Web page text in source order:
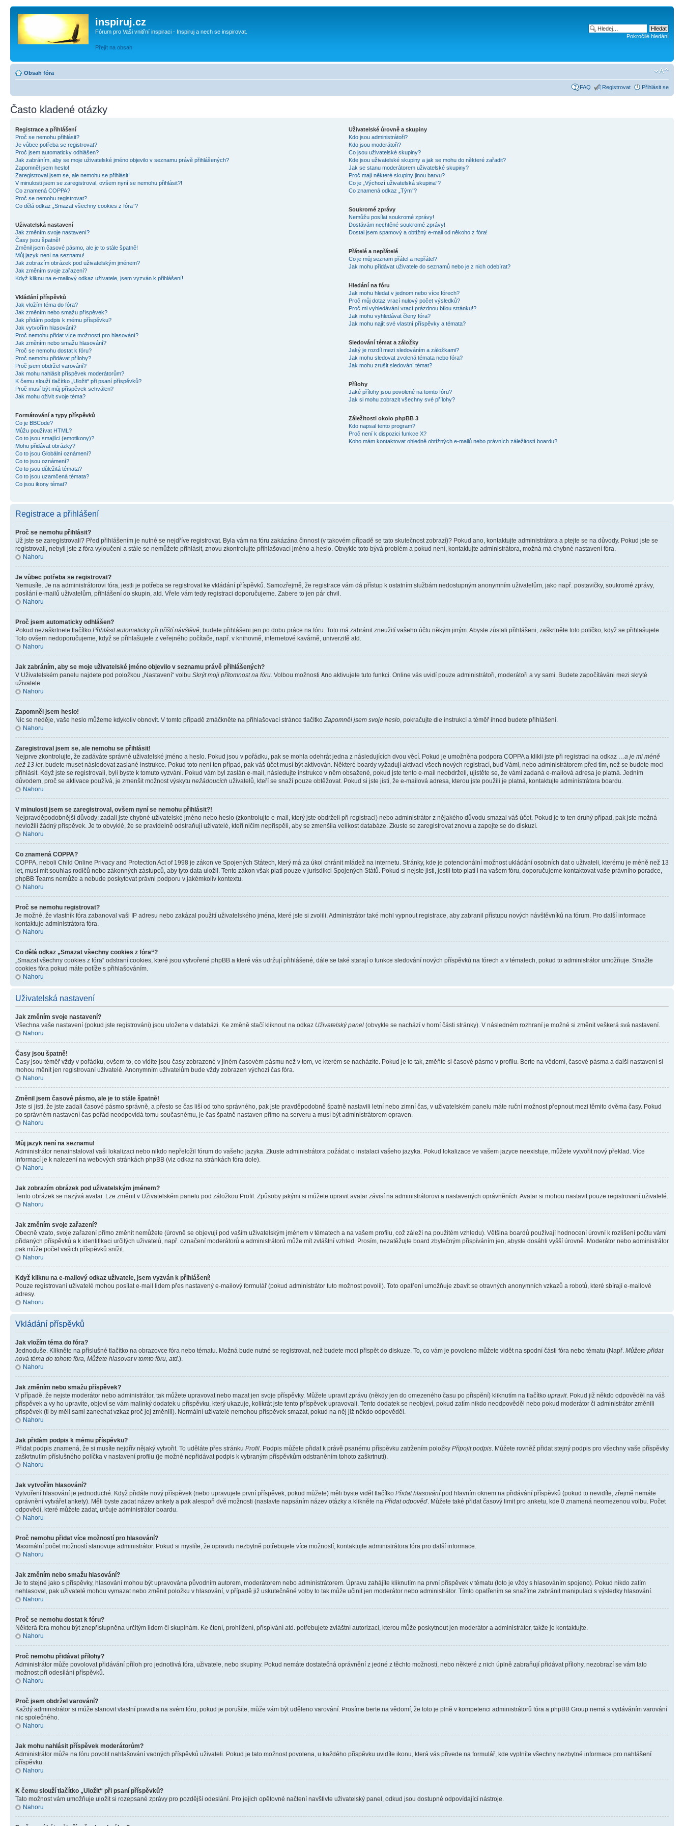
inspiruj.cz
Fórum pro Vaši vnitřní inspiraci - Inspiruj a nech se inspirovat.
Přejít na obsah
Pokročilé hledání
Obsah fóra
FAQ Registrovat Přihlásit se
Často kladené otázky
Registrace a přihlášení
Proč se nemohu přihlásit?
Je vůbec potřeba se registrovat?
Proč jsem automaticky odhlášen?
Jak zabráním, aby se moje uživatelské jméno objevilo v seznamu právě přihlášených?
Zapomněl jsem heslo!
Zaregistroval jsem se, ale nemohu se přihlásit!
V minulosti jsem se zaregistroval, ovšem nyní se nemohu přihlásit?!
Co znamená COPPA?
Proč se nemohu registrovat?
Co dělá odkaz „Smazat všechny cookies z fóra“?
Uživatelská nastavení
Jak změním svoje nastavení?
Časy jsou špatně!
Změnil jsem časové pásmo, ale je to stále špatně!
Můj jazyk není na seznamu!
Jak zobrazím obrázek pod uživatelským jménem?
Jak změním svoje zařazení?
Když kliknu na e-mailový odkaz uživatele, jsem vyzván k přihlášení!
Vkládání příspěvků
Jak vložím téma do fóra?
Jak změním nebo smažu příspěvek?
Jak přidám podpis k mému příspěvku?
Jak vytvořím hlasování?
Proč nemohu přidat více možností pro hlasování?
Jak změním nebo smažu hlasování?
Proč se nemohu dostat k fóru?
Proč nemohu přidávat přílohy?
Proč jsem obdržel varování?
Jak mohu nahlásit příspěvek moderátorům?
K čemu slouží tlačítko „Uložit“ při psaní příspěvků?
Proč musí být můj příspěvek schválen?
Jak mohu oživit svoje téma?
Formátování a typy příspěvků
Co je BBCode?
Můžu používat HTML?
Co to jsou smajlíci (emotikony)?
Mohu přidávat obrázky?
Co to jsou Globální oznámení?
Co to jsou oznámení?
Co to jsou důležitá témata?
Co to jsou uzamčená témata?
Co jsou ikony témat?
Uživatelské úrovně a skupiny
Kdo jsou administrátoři?
Kdo jsou moderátoři?
Co jsou uživatelské skupiny?
Kde jsou uživatelské skupiny a jak se mohu do některé zařadit?
Jak se stanu moderátorem uživatelské skupiny?
Proč mají některé skupiny jinou barvu?
Co je „Výchozí uživatelská skupina“?
Co znamená odkaz „Tým“?
Soukromé zprávy
Nemůžu posílat soukromé zprávy!
Dostávám nechtěné soukromé zprávy!
Dostal jsem spamový a obtížný e-mail od někoho z fóra!
Přátelé a nepřátelé
Co je můj seznam přátel a nepřátel?
Jak mohu přidávat uživatele do seznamů nebo je z nich odebírat?
Hledání na fóru
Jak mohu hledat v jednom nebo více fórech?
Proč můj dotaz vrací nulový počet výsledků?
Proč mi vyhledávání vrací prázdnou bílou stránku!?
Jak mohu vyhledávat členy fóra?
Jak mohu najít své vlastní příspěvky a témata?
Sledování témat a záložky
Jaký je rozdíl mezi sledováním a záložkami?
Jak mohu sledovat zvolená témata nebo fóra?
Jak mohu zrušit sledování témat?
Přílohy
Jaké přílohy jsou povolené na tomto fóru?
Jak si mohu zobrazit všechny své přílohy?
Záležitosti okolo phpBB 3
Kdo napsal tento program?
Proč není k dispozici funkce X?
Koho mám kontaktovat ohledně obtížných e-mailů nebo právních záležitostí boardu?
Registrace a přihlášení
Proč se nemohu přihlásit?
Už jste se zaregistrovali? Před přihlášením je nutné se nejdříve registrovat. Byla vám na fóru zakázána činnost (v takovém případě se tato skutečnost zobrazí)? Pokud ano, kontaktujte administrátora a ptejte se na důvody. Pokud jste se
registrovali, nebyli jste z fóra vyloučeni a stále se nemůžete přihlásit, znovu zkontrolujte přihlašovací jméno a heslo. Obvykle toto bývá problém a pokud není, kontaktujte administrátora, možná má chybné nastavení fóra.
Nahoru
Je vůbec potřeba se registrovat?
Nemusíte. Je na administrátorovi fóra, jestli je potřeba se registrovat ke vkládání příspěvků. Samozřejmě, že registrace vám dá přístup k ostatním službám nedostupným anonymním uživatelům, jako např. postavičky, soukromé zprávy,
posílání e-mailů uživatelům, přihlášení do skupin, atd. Vřele vám tedy registraci doporučujeme. Zabere to jen pár chvil.
Nahoru
Proč jsem automaticky odhlášen?
Pokud nezaškrtnete tlačítko Přihlásit automaticky při příští návštěvě, budete přihlášeni jen po dobu práce na fóru. Toto má zabránit zneužití vašeho účtu někým jiným. Abyste zůstali přihlášeni, zaškrtněte toto políčko, když se přihlašujete.
Toto ovšem nedoporučujeme, když se přihlašujete z veřejného počítače, např. v knihovně, internetové kavárně, univerzitě atd.
Nahoru
Jak zabráním, aby se moje uživatelské jméno objevilo v seznamu právě přihlášených?
V Uživatelském panelu najdete pod položkou „Nastavení“ volbu Skrýt moji přítomnost na fóru. Volbou možnosti Ano aktivujete tuto funkci. Online vás uvidí pouze administrátoři, moderátoři a vy sami. Budete započítáváni mezi skryté
uživatele.
Nahoru
Zapomněl jsem heslo!
Nic se neděje, vaše heslo můžeme kdykoliv obnovit. V tomto případě zmáčkněte na přihlašovací stránce tlačítkoZapomněl jsem svoje heslo, pokračujte dle instrukcí a téměř ihned budete přihlášeni.
Nahoru
Zaregistroval jsem se, ale nemohu se přihlásit!
Nejprve zkontrolujte, že zadáváte správné uživatelské jméno a heslo. Pokud jsou v pořádku, pak se mohla odehrát jedna z následujících dvou věcí. Pokud je umožněna podpora COPPA a klikli jste při registraci na odkaz …a je mi méně
než 13 let, budete muset následovat zaslané instrukce. Pokud toto není ten případ, pak váš účet musí být aktivován. Některé boardy vyžadují aktivaci všech nových registrací, buď Vámi, nebo administrátorem před tím, než se budete moci
přihlásit. Když jste se registrovali, byli byste k tomuto vyzváni. Pokud vám byl zaslán e-mail, následujte instrukce v něm obsažené, pokud jste tento e-mail neobdrželi, ujistěte se, že vámi zadaná e-mailová adresa je platná. Jedním
důvodem, proč se aktivace používá, je zmenšit možnost výskytu nežádoucích uživatelů, kteří se snaží pouze obtěžovat. Pokud si jste jisti, že e-mailová adresa, kterou jste použili je platná, kontaktujte administrátora boardu.
Nahoru
V minulosti jsem se zaregistroval, ovšem nyní se nemohu přihlásit?!
Nejpravděpodobnější důvody: zadali jste chybné uživatelské jméno nebo heslo (zkontrolujte e-mail, který jste obdrželi při registraci) nebo administrátor z nějakého důvodu smazal váš účet. Pokud je to ten druhý případ, pak jste možná
nevložili žádný příspěvek. Je to obvyklé, že se pravidelně odstraňují uživatelé, kteří ničím nepřispěli, aby se zmenšila velikost databáze. Zkuste se zaregistrovat znovu a zapojte se do diskuzí.
Nahoru
Co znamená COPPA?
COPPA, neboli Child Online Privacy and Protection Act of 1998 je zákon ve Spojených Státech, který má za úkol chránit mládež na internetu. Stránky, kde je potencionální možnost ukládání osobních dat o uživateli, kterému je méně než 13
let, musí mít souhlas rodičů nebo zákonných zástupců, aby tyto data uložil. Tento zákon však platí pouze v jurisdikci Spojených Států. Pokud si nejste jisti, jestli toto platí i na vašem fóru, doporučujeme kontaktovat vaše právního poradce,
phpBB Teams nemůže a nebude poskytovat právni podporu v jakémkoliv kontextu.
Nahoru
Proč se nemohu registrovat?
Je možné, že vlastník fóra zabanoval vaši IP adresu nebo zakázal použití uživatelského jména, které jste si zvolili. Administrátor také mohl vypnout registrace, aby zabranil přístupu nových návštěvníků na fórum. Pro další informace
kontaktuje administrátora fóra.
Nahoru
Co dělá odkaz „Smazat všechny cookies z fóra“?
„Smazat všechny cookies z fóra“ odstraní cookies, které jsou vytvořené phpBB a které vás udržují přihlášené, dále se také starají o funkce sledování nových příspěvků na fórech a v tématech, pokud to administrátor umožňuje. Smažte
cookies fóra pokud máte potíže s přihlašováním.
Nahoru
Uživatelská nastavení
Jak změním svoje nastavení?
Všechna vaše nastavení (pokud jste registrováni) jsou uložena v databázi. Ke změně stačí kliknout na odkaz Uživatelský panel (obvykle se nachází v horní části stránky). V následném rozhraní je možné si změnit veškerá svá nastavení.
Nahoru
Časy jsou špatně!
Časy jsou téměř vždy v pořádku, ovšem to, co vidíte jsou časy zobrazené v jiném časovém pásmu než v tom, ve kterém se nacházíte. Pokud je to tak, změňte si časové pásmo v profilu. Berte na vědomí, časové pásma a další nastavení si
mohou měnit jen registrovaní uživatelé. Anonymním uživatelům bude vždy zobrazen výchozí čas fóra.
Nahoru
Změnil jsem časové pásmo, ale je to stále špatně!
Jste si jisti, že jste zadali časové pásmo správně, a přesto se čas liší od toho správného, pak jste pravděpodobně špatně nastavili letní nebo zimní čas, v uživatelském panelu máte ruční možnost přepnout mezi těmito dvěma časy. Pokud
po správném nastavení čas pořád neodpovídá tomu současnému, je čas špatně nastaven přímo na serveru a musí být administrátorem opraven.
Nahoru
Můj jazyk není na seznamu!
Administrátor nenainstaloval vaši lokalizaci nebo nikdo nepřeložil fórum do vašeho jazyka. Zkuste administrátora požádat o instalaci vašeho jazyka. Pokud lokalizace ve vašem jazyce neexistuje, můžete vytvořit nový překlad. Více
informací je k nalezení na webových stránkách phpBB (viz odkaz na stránkách fóra dole).
Nahoru
Jak zobrazím obrázek pod uživatelským jménem?
Tento obrázek se nazývá avatar. Lze změnit v Uživatelském panelu pod záložkou Profil. Způsoby jakými si můžete upravit avatar závisí na administrátorovi a nastavených oprávněních. Avatar si mohou nastavit pouze registrovaní uživatelé.
Nahoru
Jak změním svoje zařazení?
Obecně vzato, svoje zařazení přímo změnit nemůžete (úrovně se objevují pod vaším uživatelským jménem v tématech a na vašem profilu, což záleží na použitém vzhledu). Většina boardů používají hodnocení úrovní k rozlišení počtu vámi
přidaných příspěvků a k identifikaci určitých uživatelů, např. označení moderátorů a administrátorů může mít zvláštní vzhled. Prosím, nezatěžujte board zbytečným přispíváním jen, abyste dosáhli vyšší úrovně. Moderátor nebo administrátor
pak může počet vašich příspěvků snížit.
Nahoru
Když kliknu na e-mailový odkaz uživatele, jsem vyzván k přihlášení!
Pouze registrovaní uživatelé mohou posílat e-mail lidem přes nastavený e-mailový formulář (pokud administrátor tuto možnost povolil). Toto opatření umožňuje zbavit se otravných anonymních vzkazů a robotů, které sbírají e-mailové
adresy.
Nahoru
Vkládání příspěvků
Jak vložím téma do fóra?
Jednoduše. Klikněte na příslušné tlačítko na obrazovce fóra nebo tématu. Možná bude nutné se registrovat, než budete moci přispět do diskuze. To, co vám je povoleno můžete vidět na spodní části fóra nebo tématu (Např. Můžete přidat
nová téma do tohoto fóra, Můžete hlasovat v tomto fóru, atd.).
Nahoru
Jak změním nebo smažu příspěvek?
V případě, že nejste moderátor nebo administrátor, tak můžete upravovat nebo mazat jen svoje příspěvky. Můžete upravit zprávu (někdy jen do omezeného času po přispění) kliknutím na tlačítko upravit. Pokud již někdo odpověděl na váš
příspěvek a vy ho upravíte, objeví se vám malinký dodatek u příspěvku, který ukazuje, kolikrát jste tento příspěvek upravovali. Tento dodatek se neobjeví, pokud zatím nikdo neodpověděl nebo pokud moderátor či administrátor změnili
příspěvek (ti by měli sami zanechat vzkaz proč jej změnili). Normální uživatelé nemohou příspěvek smazat, pokud na něj již někdo odpověděl.
Nahoru
Jak přidám podpis k mému příspěvku?
Přidat podpis znamená, že si musíte nejdřív nějaký vytvořit. To uděláte přes stránku Profil. Podpis můžete přidat k právě psanému příspěvku zatržením položky Připojit podpis. Můžete rovněž přidat stejný podpis pro všechny vaše příspěvky
zaškrtnutím příslušného políčka v nastavení profilu (je možné nepřidávat podpis k vybraným příspěvkům odstraněním tohoto zaškrtnutí).
Nahoru
Jak vytvořím hlasování?
Vytvoření hlasování je jednoduché. Když přidáte nový příspěvek (nebo upravujete první příspěvek, pokud můžete) měli byste vidět tlačítko Přidat hlasování pod hlavním oknem na přidávání příspěvků (pokud to nevidíte, zřejmě nemáte
oprávnění vytvářet ankety). Měli byste zadat název ankety a pak alespoň dvě možnosti (nastavte napsáním název otázky a klikněte na Přidat odpověď. Můžete také přidat časový limit pro anketu, kde 0 znamená neomezenou volbu. Počet
odpovědí, které můžete zadat, určuje administrátor boardu.
Nahoru
Proč nemohu přidat více možností pro hlasování?
Maximální počet možností stanovuje administrátor. Pokud si myslíte, že opravdu nezbytně potřebujete více možností, kontaktujte administrátora fóra pro další informace.
Nahoru
Jak změním nebo smažu hlasování?
Je to stejné jako s příspěvky, hlasování mohou být upravována původním autorem, moderátorem nebo administrátorem. Úpravu zahájíte kliknutím na první příspěvek v tématu (toto je vždy s hlasováním spojeno). Pokud nikdo zatím
nehlasoval, pak uživatelé mohou vymazat nebo změnit položku v hlasování, v případě již uskutečněné volby to tak může učinit jen moderátor nebo administrátor. Tímto opatřením se snažíme zabránit manipulaci s výsledky hlasování.
Nahoru
Proč se nemohu dostat k fóru?
Některá fóra mohou být znepřístupněna určitým lidem či skupinám. Ke čtení, prohlížení, přispívání atd. potřebujete zvláštní autorizaci, kterou může poskytnout jen moderátor a administrátor, takže je kontaktujte.
Nahoru
Proč nemohu přidávat přílohy?
Administrátor může povolovat přidávání příloh pro jednotlivá fóra, uživatele, nebo skupiny. Pokud nemáte dostatečná oprávnění z jedné z těchto možností, nebo některé z nich úplně zabraňují přidávat přílohy, nezobrazí se vám tato
možnost při odesílání příspěvků.
Nahoru
Proč jsem obdržel varování?
Každý administrátor si může stanovit vlastní pravidla na svém fóru, pokud je porušíte, může vám být uděleno varování. Prosíme berte na vědomí, že toto je plně v kompetenci administrátorů fóra a phpBB Group nemá s vydáváním varování
nic společného.
Nahoru
Jak mohu nahlásit příspěvek moderátorům?
Administrátor může na fóru povolit nahlašování vadných příspěvků uživateli. Pokud je tato možnost povolena, u každého příspěvku uvidíte ikonu, která vás přivede na formulář, kde vyplníte všechny nezbytné informace pro nahlášení
příspěvku.
Nahoru
K čemu slouží tlačítko „Uložit“ při psaní příspěvků?
Tato možnost vám umožňuje uložit si rozepsané zprávy pro pozdější odeslání. Pro jejich opětovné načtení navštivte uživatelský panel, odkud jsou dostupné odpovídající nástroje.
Nahoru